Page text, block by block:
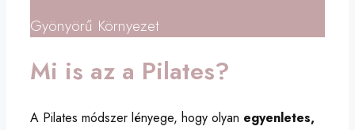
Gyönyörű Környezet
Mi is az a Pilates?
A Pilates módszer lényege, hogy olyan egyenletes,